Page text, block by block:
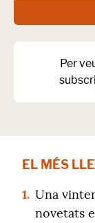
Per
EL MÉS
1. Una
novetats